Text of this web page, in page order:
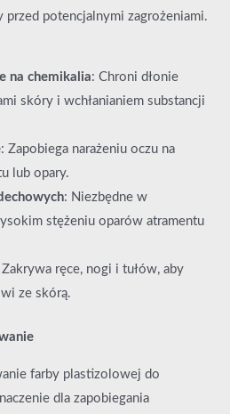
potencjalnymi zagrożeniami.
na chemikalia: Chroni dłonie
skóry i wchłanianiem substancji
: Zapobiega narażeniu oczu na
lub opary.
: Niezbędne w
stężeniu oparów atramentu
Zakrywa ręce, nogi i tułów, aby
ze skórą.
farby plastizolowej do
dla zapobiegania